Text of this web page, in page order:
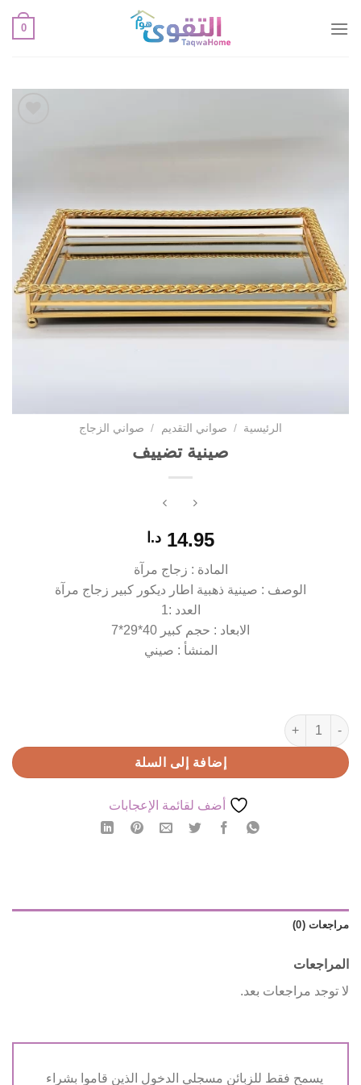
0
الرئيسية / صواني التقديم / صواني الزجاج
صينية تضييف
14.95 د.ا
المادة : زجاج مرآة
الوصف : صينية ذهبية اطار ديكور كبير زجاج مرآة
العدد :1
الابعاد : حجم كبير 40*29*7
المنشأ : صيني
كمية صينية تضييف
إضافة إلى السلة
أضف لقائمة الإعجابات
مراجعات (0)
المراجعات
لا توجد مراجعات بعد.
يسمح فقط للزبائن مسجلي الدخول الذين قاموا بشراء